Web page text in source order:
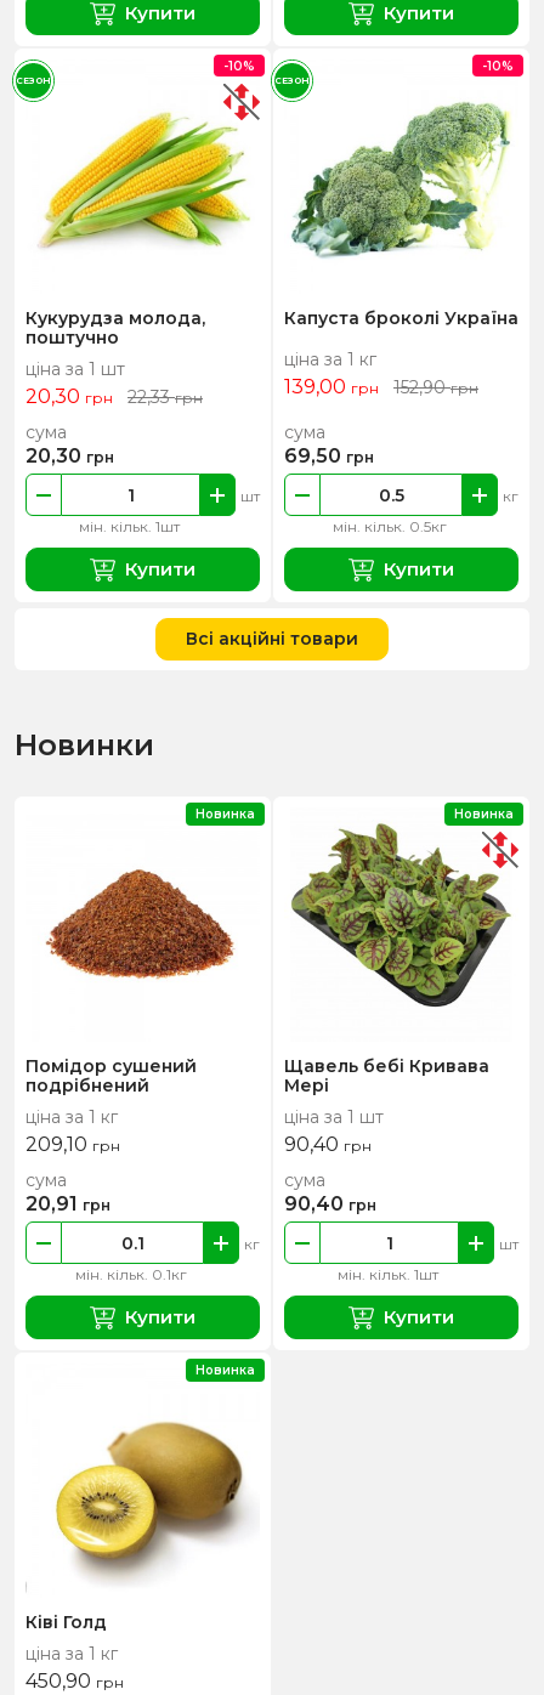
Купити Купити
Кукурудза молода,
поштучно
ціна за 1 шт
20,30 грн 22,33грн
мін. кільк. 1шт
шт
сума
20,30 грн
Купити
-10%
СЕЗОН
Капуста броколі Україна
ціна за 1 кг
139,00 грн 152,90грн
мін. кільк. 0.5кг
кг
сума
69,50 грн
Купити
-10%
СЕЗОН
Всі акційні товари
Новинки
Помідор сушений
подрібнений
ціна за 1 кг
209,10 грн
мін. кільк. 0.1кг
кг
сума
20,91 грн
Купити
Новинка
Щавель бебі Кривава
Мері
ціна за 1 шт
90,40 грн
мін. кільк. 1шт
шт
сума
90,40 грн
Купити
Новинка
Ківі Голд
ціна за 1 кг
450,90 грн
Новинка